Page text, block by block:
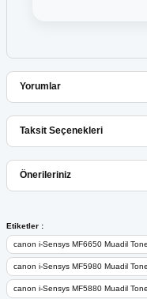
Yorumlar
Bu
Taksit Seçenekleri
Önerileriniz
Bu ürünün fiyat bilgisi,
konularda yetersiz
tarafımıza iletebilirsiniz.
Görüş ve önerileriniz için
Etiketler :
canon i-Sensys MF6650 Muadil
canon i-Sensys MF5980 Muadil
canon i-Sensys MF5880 Muadil